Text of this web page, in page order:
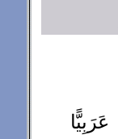
عَرَبِيًّا